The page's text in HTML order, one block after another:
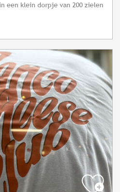
een klein dorpje van 200 zielen